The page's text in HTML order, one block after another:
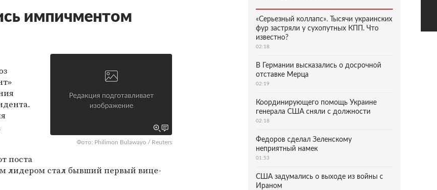
импичментом
Фото: Philimon Bulawayo / Reuters
поста
стал бывший первый вице-
«Серьезный коллапс». Тысячи украинских
фур застряли у сухопутных КПП. Что
известно?
02:18
В Германии высказались о досрочной
отставке Мерца
02:19
Координирующего помощь Украине
генерала США сняли с должности
02:18
Федоров сделал Зеленскому
неприятный намек
01:53
США задумались о выходе из войны с
Ираном